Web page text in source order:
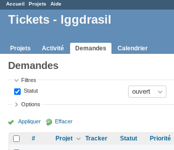
Accueil Projets Aide
Tickets - Iggdrasil
Projets Activité Demandes Calendrier
Demandes
Filtres
Statut
Options
Appliquer Effacer
# Projet Tracker Statut Priorité